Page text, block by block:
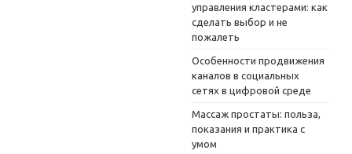
управления кластерами: как
сделать выбор и не
пожалеть
Особенности продвижения
каналов в социальных
сетях в цифровой среде
Массаж простаты: польза,
показания и практика с
умом